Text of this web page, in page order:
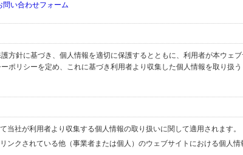
問い合わせフォーム
方針に基づき、個人情報を適切に保護するとともに、利用者が本ウェ
ポリシーを定め、これに基づき利用者より収集した個人情報を取り扱う
社が利用者より収集する個人情報の取り扱いに関して適用されます。
ンクされている他（事業者または個人）のウェブサイトにおける個人情